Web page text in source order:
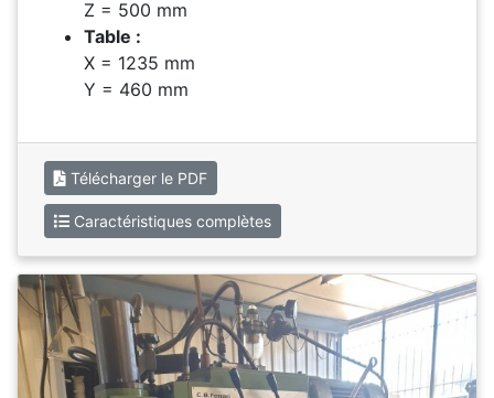
Z = 500 mm
Table :
X = 1235 mm
Y = 460 mm
Télécharger le PDF
Caractéristiques complètes